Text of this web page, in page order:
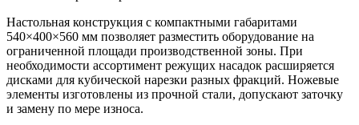
Настольная конструкция с компактными габаритами
540×400×560 мм позволяет разместить оборудование на
ограниченной площади производственной зоны. При
необходимости ассортимент режущих насадок расширяется
дисками для кубической нарезки разных фракций. Ножевые
элементы изготовлены из прочной стали, допускают заточку
и замену по мере износа.